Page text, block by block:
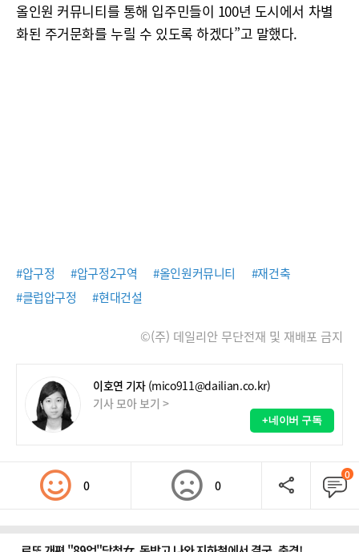
올인원 커뮤니티를 통해 입주민들이 100년 도시에서 차별
화된 주거문화를 누릴 수 있도록 하겠다”고 말했다.
#압구정 #압구정2구역 #올인원커뮤니티
#재건축
#클럽압구정
#현대건설
©(주) 데일리안 무단전재 및 재배포 금지
이호연 기자 (mico911@dailian.co.kr)
기사 모아 보기 >
+네이버 구독
0 0
0